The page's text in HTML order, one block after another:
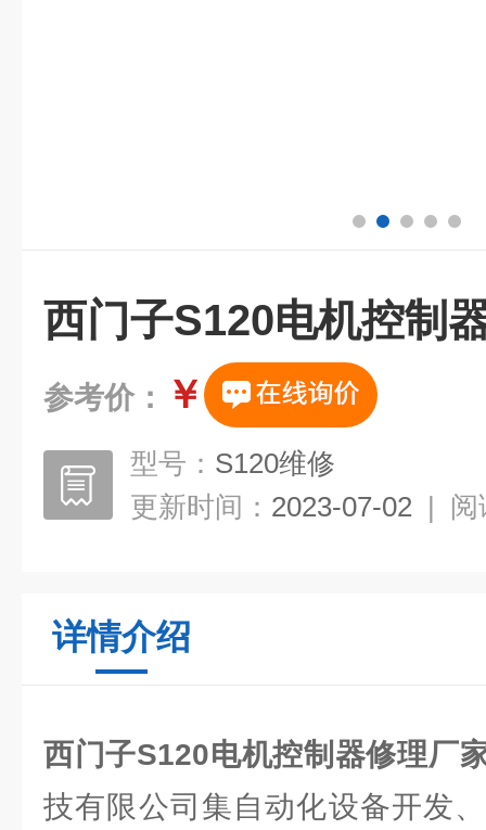
西门子S120电机控制
参考价： ￥
型号： S120维修
更新时间： 2023-07-02 | 阅
详情介绍
西门子S120电机控制器修理厂
技有限公司集自动化设备开发